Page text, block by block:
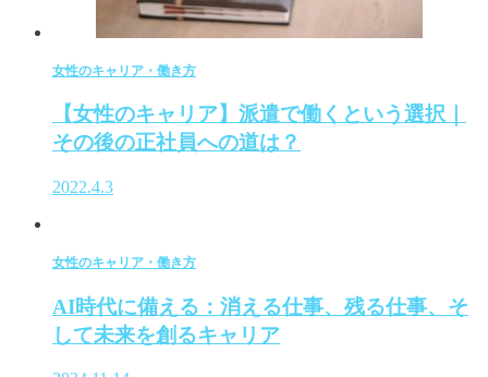
女性のキャリア・働き方
【女性のキャリア】派遣で働くという選択｜
その後の正社員への道は？
2022.4.3
女性のキャリア・働き方
AI時代に備える：消える仕事、残る仕事、そ
して未来を創るキャリア